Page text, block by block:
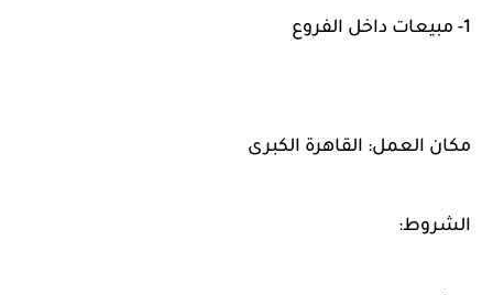
1- مبيعات داخل الفروع
مكان العمل: القاهرة الكبرى
الشروط: